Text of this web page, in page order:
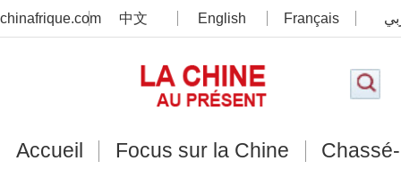
chinafrique.com 中文 English Français
Accueil Focus sur la Chine